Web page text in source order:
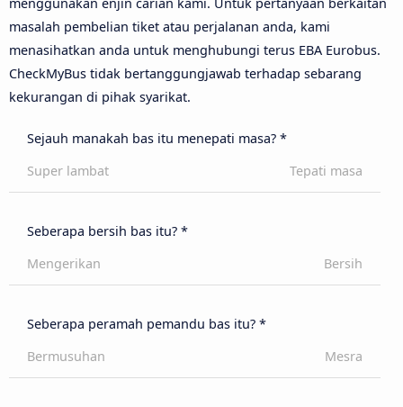
masalah pembelian tiket atau perjalanan anda, kami
menasihatkan anda untuk menghubungi terus EBA Eurobus.
CheckMyBus tidak bertanggungjawab terhadap sebarang
kekurangan di pihak syarikat.
Sejauh manakah bas itu menepati masa? *
Super lambat
Tepati masa
Seberapa bersih bas itu? *
Mengerikan
Bersih
Seberapa peramah pemandu bas itu? *
Bermusuhan
Mesra